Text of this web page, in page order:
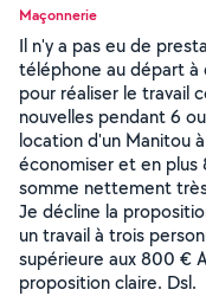
Maçonnerie
Il n'y a pas eu de
téléphone au départ à
pour réaliser le travail
nouvelles pendant 6
location d'un Manitou
économiser et en
somme nettement
Je décline la
un travail à trois
supérieure aux 800 €
proposition claire. Dsl.